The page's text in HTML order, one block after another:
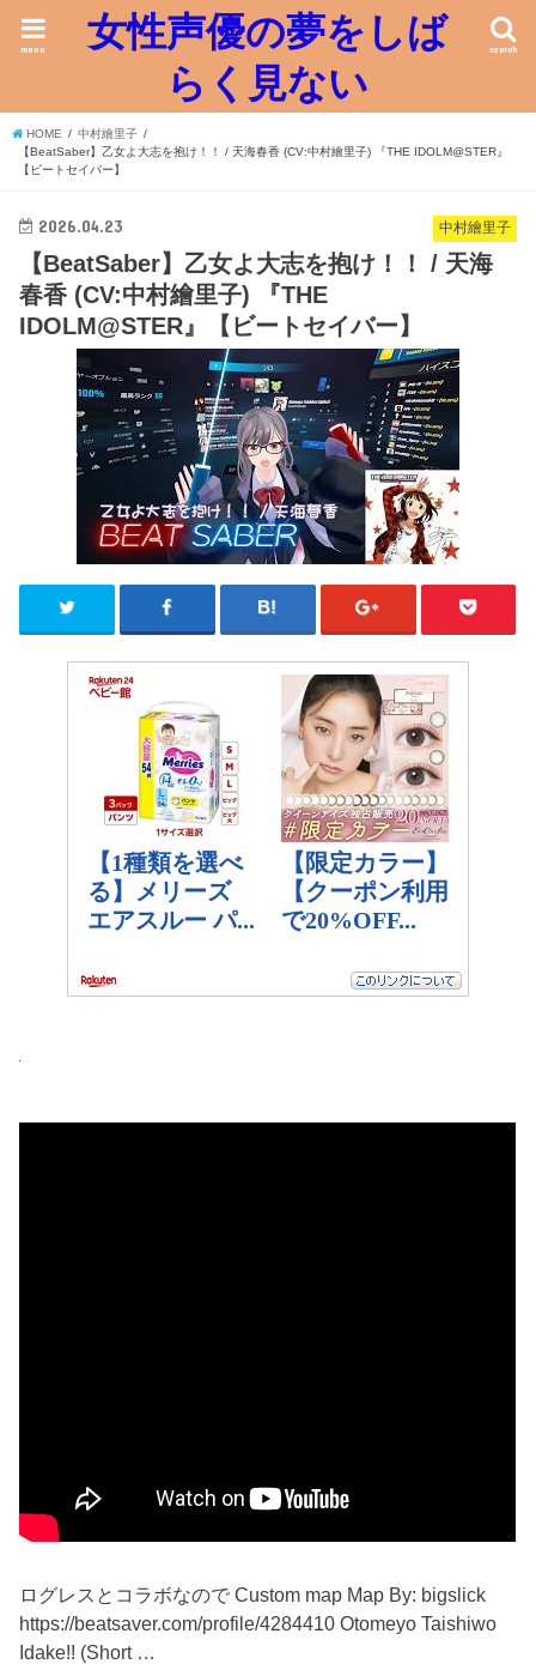
女性声優の夢をしば
らく見ない
search
menu
HOME
中村繪里子
【BeatSaber】乙女よ大志を抱け！！ / 天海春香 (CV:中村繪里子) 『THE IDOLM@STER』
【ビートセイバー】
中村繪里子
2026.04.23
【BeatSaber】乙女よ大志を抱け！！ / 天海
春香 (CV:中村繪里子) 『THE
IDOLM@STER』【ビートセイバー】
ログレスとコラボなので Custom map Map By: bigslick
https://beatsaver.com/profile/4284410 Otomeyo Taishiwo
Idake!! (Short …